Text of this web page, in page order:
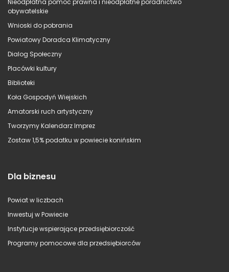
obywatelskie
Wnioski do pobrania
Powiatowy Doradca Klimatyczny
Dialog Społeczny
Placówki kultury
Biblioteki
Koła Gospodyń Wiejskich
Amatorski ruch artystyczny
Tworzymy Kalendarz Imprez
Zostaw 1,5% podatku w powiecie konińskim
Dla biznesu
Powiat w liczbach
Inwestuj w Powiecie
Instytucje wspierające przedsiębiorczość
Programy pomocowe dla przedsiębiorców